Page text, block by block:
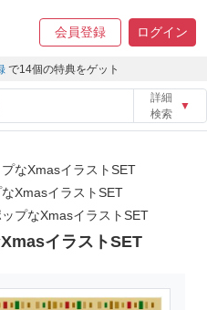
会員登録 ログイン
で14個の特典をゲット
詳細
検索
▼
なXmasイラストSET
XmasイラストSET
ップなXmasイラストSET
イラストSET